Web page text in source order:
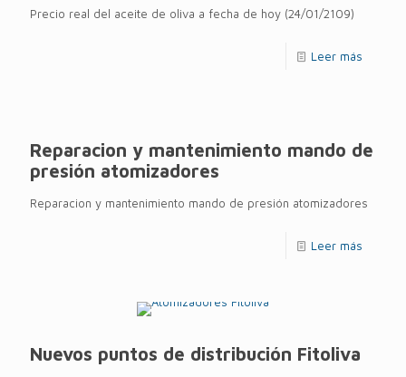
Precio real del aceite de oliva a fecha de hoy (24/01/2109)
Leer más
Reparacion y mantenimiento mando de
presión atomizadores
Reparacion y mantenimiento mando de presión atomizadores
Leer más
Nuevos puntos de distribución Fitoliva